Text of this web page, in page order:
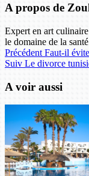
A propos de
Expert en art
le domaine de la
Précédent Faut-il
Suiv Le divorce
A voir aussi